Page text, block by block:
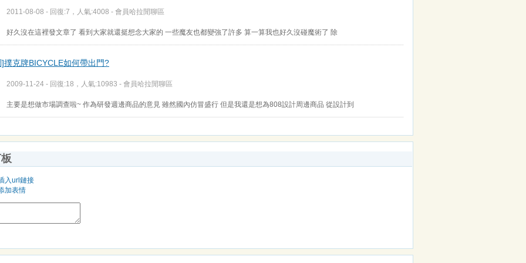
2011-08-08 - 回復:7，人氣:4008 - 會員哈拉閒聊區
好久沒在這裡發文章了 看到大家就還挺想念大家的 一些魔友也都變強了許多 算一算我也好久沒碰魔術了 除
]撲克牌BICYCLE如何帶出門?
2009-11-24 - 回復:18，人氣:10983 - 會員哈拉閒聊區
主要是想做市場調查啦~ 作為研發週邊商品的意見 雖然國內仿冒盛行 但是我還是想為808設計周邊商品 從設計到
入url鏈接
加表情